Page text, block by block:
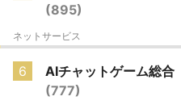
(895)
ネットサービス
6
AIチャットゲーム総
(777)